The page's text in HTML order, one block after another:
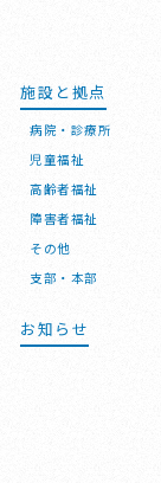
施設と拠点
病院・診療所
児童福祉
高齢者福祉
障害者福祉
その他
支部・本部
お知らせ